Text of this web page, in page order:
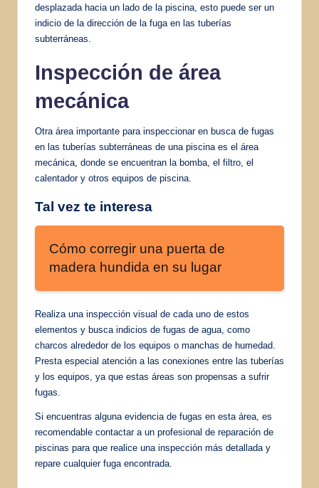
desplazada hacia un lado de la piscina, esto puede ser un
indicio de la dirección de la fuga en las tuberías
subterráneas.
Inspección de área
mecánica
Otra área importante para inspeccionar en busca de fugas
en las tuberías subterráneas de una piscina es el área
mecánica, donde se encuentran la bomba, el filtro, el
calentador y otros equipos de piscina.
Tal vez te interesa
Cómo corregir una puerta de
madera hundida en su lugar
Realiza una inspección visual de cada uno de estos
elementos y busca indicios de fugas de agua, como
charcos alrededor de los equipos o manchas de humedad.
Presta especial atención a las conexiones entre las tuberías
y los equipos, ya que estas áreas son propensas a sufrir
fugas.
Si encuentras alguna evidencia de fugas en esta área, es
recomendable contactar a un profesional de reparación de
piscinas para que realice una inspección más detallada y
repare cualquier fuga encontrada.